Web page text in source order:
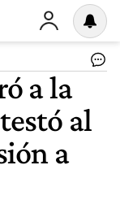
a la
al
a